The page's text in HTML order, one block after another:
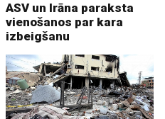
ASV un Irāna paraksta
vienošanos par kara
izbeigšanu